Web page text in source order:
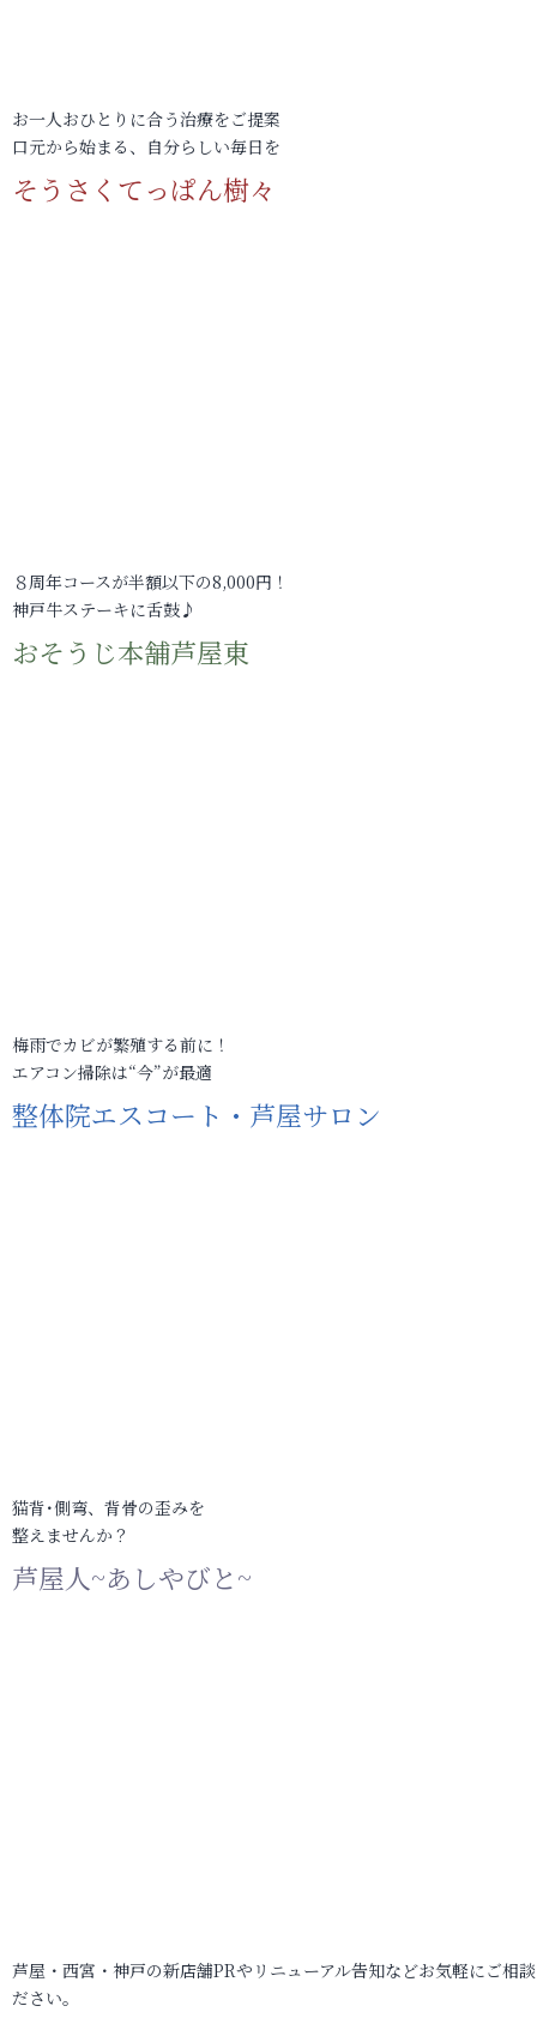
お一人おひとりに合う治療をご提案
口元から始まる、自分らしい毎日を
そうさくてっぱん樹々
８周年コースが半額以下の8,000円！
神戸牛ステーキに舌鼓♪
おそうじ本舗芦屋東
梅雨でカビが繁殖する前に！
エアコン掃除は“今”が最適
整体院エスコート・芦屋サロン
猫背･側弯、背骨の歪みを
整えませんか？
芦屋人~あしやびと~
芦屋・西宮・神戸の新店舗PRやリニューアル告知などお気軽にご相
ださい。